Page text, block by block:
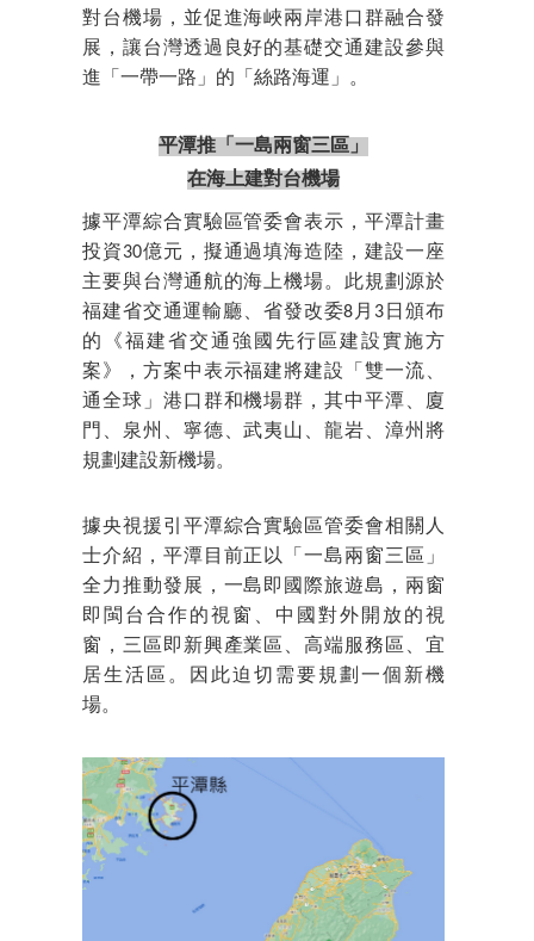
對台機場，並促進海峽兩岸港口群融合發
展，讓台灣透過良好的基礎交通建設參與
進「一帶一路」的「絲路海運」。
平潭推「一島兩窗三區」
在海上建對台機場
據平潭綜合實驗區管委會表示，平潭計畫
投資30億元，擬通過填海造陸，建設一座
主要與台灣通航的海上機場。此規劃源於
福建省交通運輸廳、省發改委8月3日頒布
的《福建省交通強國先行區建設實施方
案》，方案中表示福建將建設「雙一流、
通全球」港口群和機場群，其中平潭、廈
門、泉州、寧德、武夷山、龍岩、漳州將
規劃建設新機場。
據央視援引平潭綜合實驗區管委會相關人
士介紹，平潭目前正以「一島兩窗三區」
全力推動發展，一島即國際旅遊島，兩窗
即閩台合作的視窗、中國對外開放的視
窗，三區即新興產業區、高端服務區、宜
居生活區。因此迫切需要規劃一個新機
場。